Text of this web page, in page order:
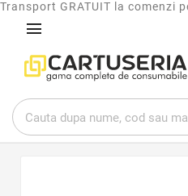
Transport GRATUIT la comenzi
menu